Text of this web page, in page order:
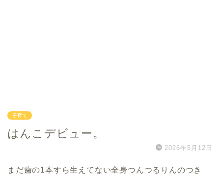
子育て
はんこデビュー。
2026年5月12日
まだ歯の1本すら生えてない全身つんつるりんのつき